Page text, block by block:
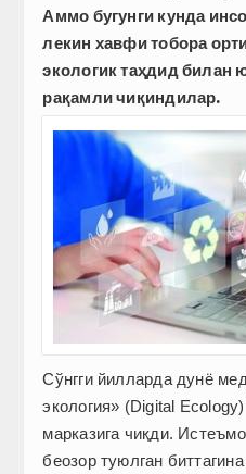
Аммо бугунги кунда
лекин хавфи тобора
экологик таҳдид билан
рақамли чиқиндилар.
Сўнгги йилларда дунё
экология» (Digital
марказига чиқди.
беозор туюлган